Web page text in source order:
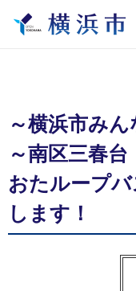
～横浜市み
～南区三春
おたループ
します！